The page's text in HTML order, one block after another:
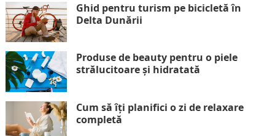
Ghid pentru turism pe bicicletă în
Delta Dunării
Produse de beauty pentru o piele
strălucitoare și hidratată
Cum să îți planifici o zi de relaxare
completă